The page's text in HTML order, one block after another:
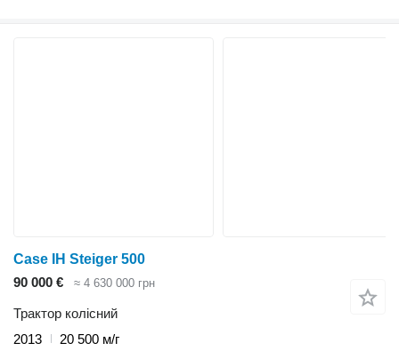
Case IH Steiger 500
90 000 €
≈ 4 630 000 грн
Трактор колісний
2013
20 500 м/г